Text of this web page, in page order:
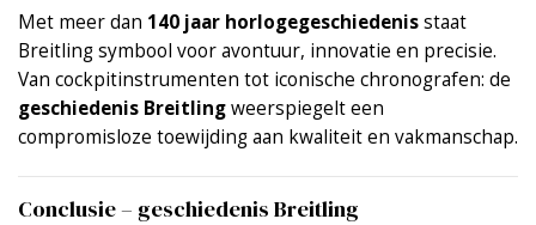
Met meer dan 140 jaar horlogegeschiedenisstaat
Breitling symbool voor avontuur, innovatie en precisie.
Van cockpitinstrumenten tot iconische chronografen: de
geschiedenis Breitlingweerspiegelt een
compromisloze toewijding aan kwaliteit en vakmanschap.
Conclusie – geschiedenis Breitling